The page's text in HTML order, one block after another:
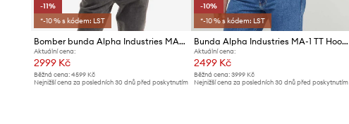
-11%
*-10 % s kódem: LST
Bomber bunda Alpha Industries MA-1 VF 59 191118 07
Aktuální cena:
2999 Kč
Běžná cena: 4599 Kč
Nejnižší cena za posledních 30 dnů před poskytnutím
-10%
*-10 % s kódem: LST
Bunda Alpha Industries MA-1 TT Hood
Aktuální cena:
2499 Kč
Běžná cena:3999 Kč
Nejnižší cena za posledních 30 dnů před poskytnutím